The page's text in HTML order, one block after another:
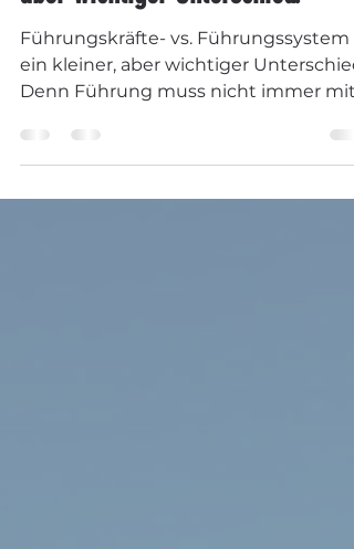
Führungssystem – ein kleiner,
aber wichtiger Unterschied.
Führungskräfte- vs. Führungssystem –
ein kleiner, aber wichtiger
Denn Führung muss nicht immer mit